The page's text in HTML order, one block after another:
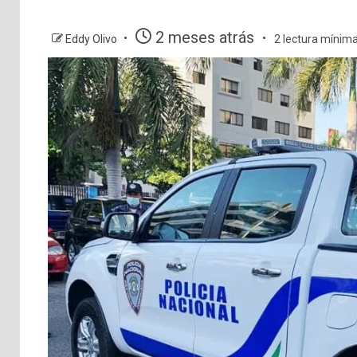
Eddy Olivo 2 meses atrás 2 lectura